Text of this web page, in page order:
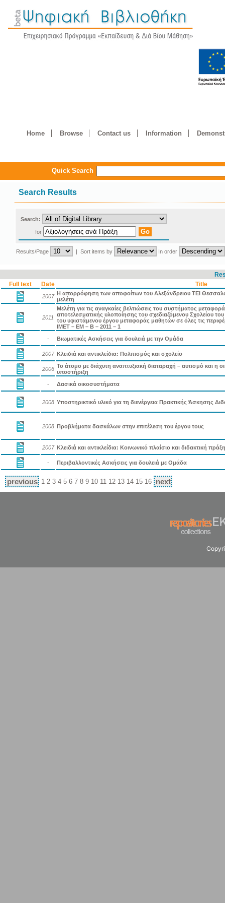
Home Browse Contact us Information
Quick Search
Search Results
Search:
for
Results/Page | Sort items by In order
Full text
Date Title
2007 Η απορρόφηση των αποφοίτων του Αλεξάνδρειου ΤΕΙ
μελέτη
2011
Μελέτη για τις αναγκαίες βελτιώσεις του συστήματος
αποτελεσματικής υλοποίησης του σχεδιαζόμενου Σχολείου
του υφιστάμενου έργου μεταφοράς μαθητών σε όλες τις
ΙΜΕΤ – ΕΜ – Β – 2011 – 1
-
Βιωματικές Ασκήσεις για δουλειά με την Ομάδα
2007 Κλειδιά και αντικλείδια: Πολιτισμός και σχολείο
2006 Το άτομο με διάχυτη αναπτυξιακή διαταραχή – αυτισμό και η
υποστήριξη
-
Δασικά οικοσυστήματα
2008 Υποστηρικτικό υλικό για τη διενέργεια Πρακτικής Άσκησης
2008 Προβλήματα δασκάλων στην επιτέλεση του έργου τους
2007 Κλειδιά και αντικλείδια: Κοινωνικό πλαίσιο και διδακτική πράξη
- Περιβαλλοντικές Ασκήσεις για δουλειά με Ομάδα
previous 1 2 3 4 5 6 7 8 9 10 11 12 13 14 15 16 next